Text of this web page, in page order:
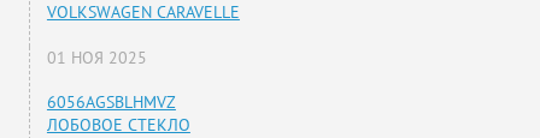
VOLKSWAGEN CARAVELLE
01 НОЯ 2025
6056AGSBLHMVZ
ЛОБОВОЕ СТЕКЛО